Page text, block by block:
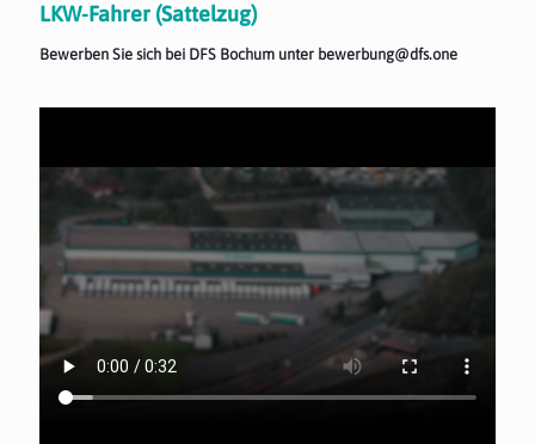
LKW-Fahrer (Sattelzug)
Bewerben Sie sich bei DFS Bochum unter bewerbung@dfs.one